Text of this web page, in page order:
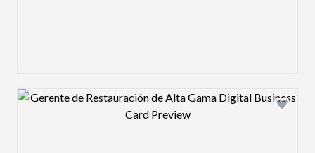
Design preview image